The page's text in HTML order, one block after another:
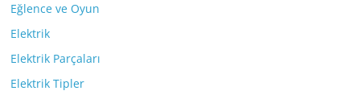
Eğlence ve Oyun
Elektrik
Elektrik Parçaları
Elektrik Tipler